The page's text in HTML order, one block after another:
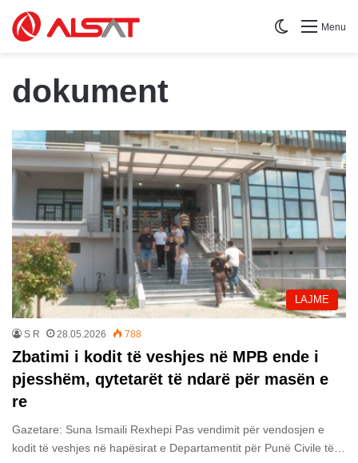
Menu
Switch skin
dokument
LAJME
S R 28.05.2026 788
Zbatimi i kodit të veshjes në MPB ende i
pjesshëm, qytetarët të ndarë për masën e
re
Gazetare: Suna Ismaili Rexhepi Pas vendimit për vendosjen e
kodit të veshjes në hapësirat e Departamentit për Punë Civile të…